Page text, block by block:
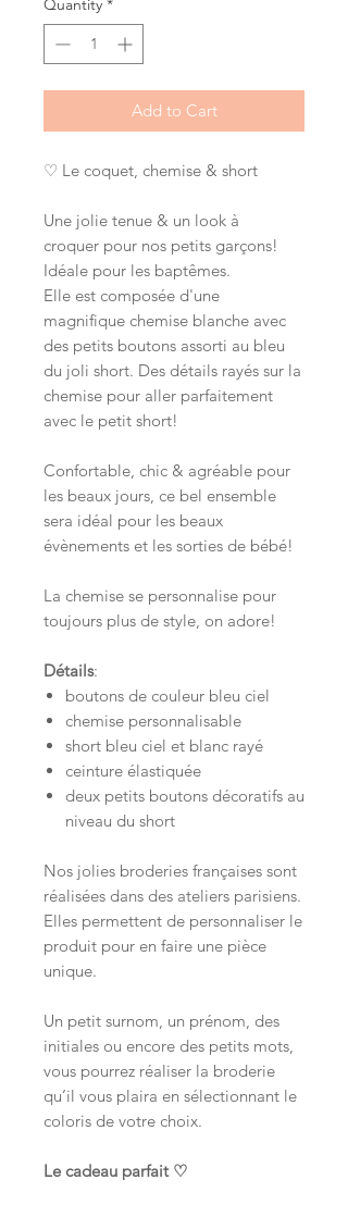
Quantity *
Add to Cart
♡ Le coquet, chemise & short
Une jolie tenue & un look à
croquer pour nos petits garçons!
Idéale pour les baptêmes.
Elle est composée d'une
magnifique chemise blanche avec
des petits boutons assorti au bleu
du joli short. Des détails rayés sur la
chemise pour aller parfaitement
avec le petit short!
Confortable, chic & agréable pour
les beaux jours, ce bel ensemble
sera idéal pour les beaux
évènements et les sorties de bébé!
La chemise se personnalise pour
toujours plus de style, on adore!
Détails:
boutons de couleur bleu ciel
chemise personnalisable
short bleu ciel et blanc rayé
ceinture élastiquée
deux petits boutons décoratifs au
niveau du short
Nos jolies broderies françaises sont
réalisées dans des ateliers parisiens.
Elles permettent de personnaliser le
produit pour en faire une pièce
unique.
Un petit surnom, un prénom, des
initiales ou encore des petits mots,
vous pourrez réaliser la broderie
qu’il vous plaira en sélectionnant le
coloris de votre choix.
Le cadeau parfait ♡